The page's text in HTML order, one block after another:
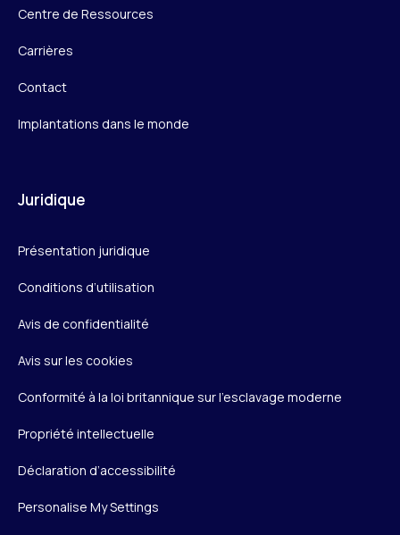
Centre de Ressources
Carrières
Contact
Implantations dans le monde
Juridique
Présentation juridique
Conditions d’utilisation
Avis de confidentialité
Avis sur les cookies
Conformité à la loi britannique sur l’esclavage moderne
Propriété intellectuelle
Déclaration d’accessibilité
Personalise My Settings